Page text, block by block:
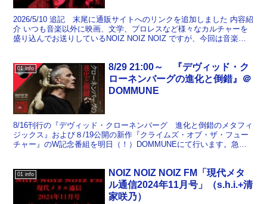
2026/5/10 追記 末尾に通販サイトへのリンクを追加しました 内容紹
介 いつも音楽以外に映画、文学、プロレスなど様々なカルチャーを
盛り込んでお送りしているNOIZ NOIZ NOIZ ですが、今回は音楽一
01 info
8/29 21:00～ 『デヴィッド・ク
ローネンバーグの進化と倒錯』＠
DOMMUNE
8/16刊行の『デヴィッド・クローネンバーグ 進化と倒錯のメタフィ
ジックス』および８/19公開の新作『クライムズ・オブ・ザ・フュー
チャー』のW記念番組を明日（！）DOMMUNEにて行います。急に
01 info
NOIZ NOIZ NOIZ FM「現代メタ
ル通信2024年11月号」（s.h.i.+清
家咲乃）